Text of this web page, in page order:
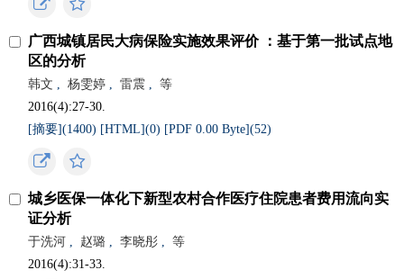
广西城镇居民大病保险实施效果评价 ：基于第一批试点地
区的分析
韩文 , 杨雯婷 , 雷震 ,
等
2016(4):27-30.
[摘要](1400) [HTML](0) [PDF 0.00 Byte](52)
城乡医保一体化下新型农村合作医疗住院患者费用流向实
证分析
于洗河 , 赵璐 , 李晓彤 ,
等
2016(4):31-33.